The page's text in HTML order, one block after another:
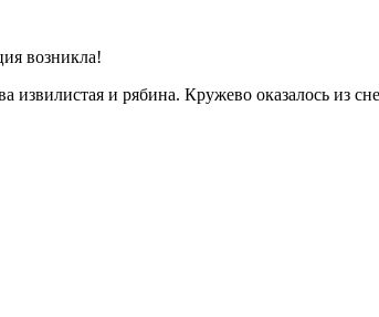
возникла!
и рябина. Кружево оказалось из